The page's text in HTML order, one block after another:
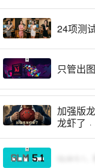
24项测
只管出
加强版
龙虾了 ·